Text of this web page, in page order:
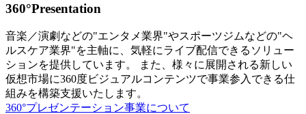
360°Presentation
音楽／演劇などの"エンタメ業界"やスポーツジムなどの"ヘ
ルスケア業界"を主軸に、気軽にライブ配信できるソリュー
ションを提供しています。 また、様々に展開される新しい
仮想市場に360度ビジュアルコンテンツで事業参入できる仕
組みを構築支援いたします。
360°プレゼンテーション事業について